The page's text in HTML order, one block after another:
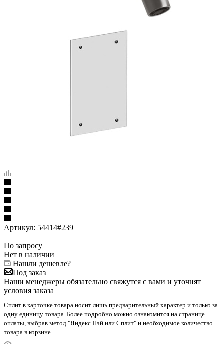
Артикул: 54414#239
По запросу
Нет в наличии
Нашли дешевле?
Под заказ
Наши менеджеры обязательно свяжутся с вами и уточнят
условия заказа
Сплит в карточке товара носит лишь предварительный характер и только за
одну единицу товара. Более подробно можно ознакомится на странице
оплаты, выбрав метод "Яндекс Пэй или Сплит" и необходимое количество
товара в корзине